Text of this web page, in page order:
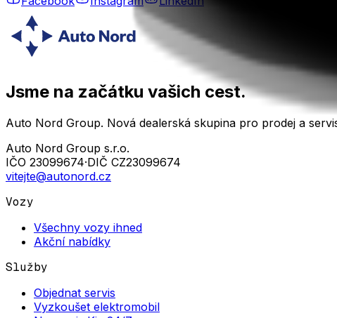
Jsme na začátku vašich cest.
Auto Nord Group. Nová dealerská skupina pro prodej a
Auto Nord Group s.r.o.
IČO 23099674·DIČ CZ23099674
vitejte@autonord.cz
Vozy
Všechny vozy ihned
Akční nabídky
Služby
Objednat servis
Vyzkoušet elektromobil